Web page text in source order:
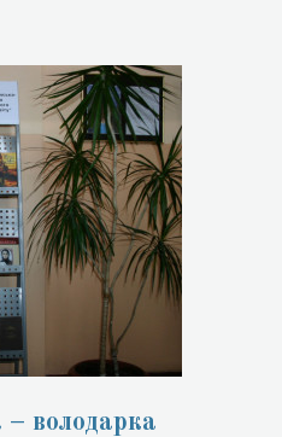
володарка